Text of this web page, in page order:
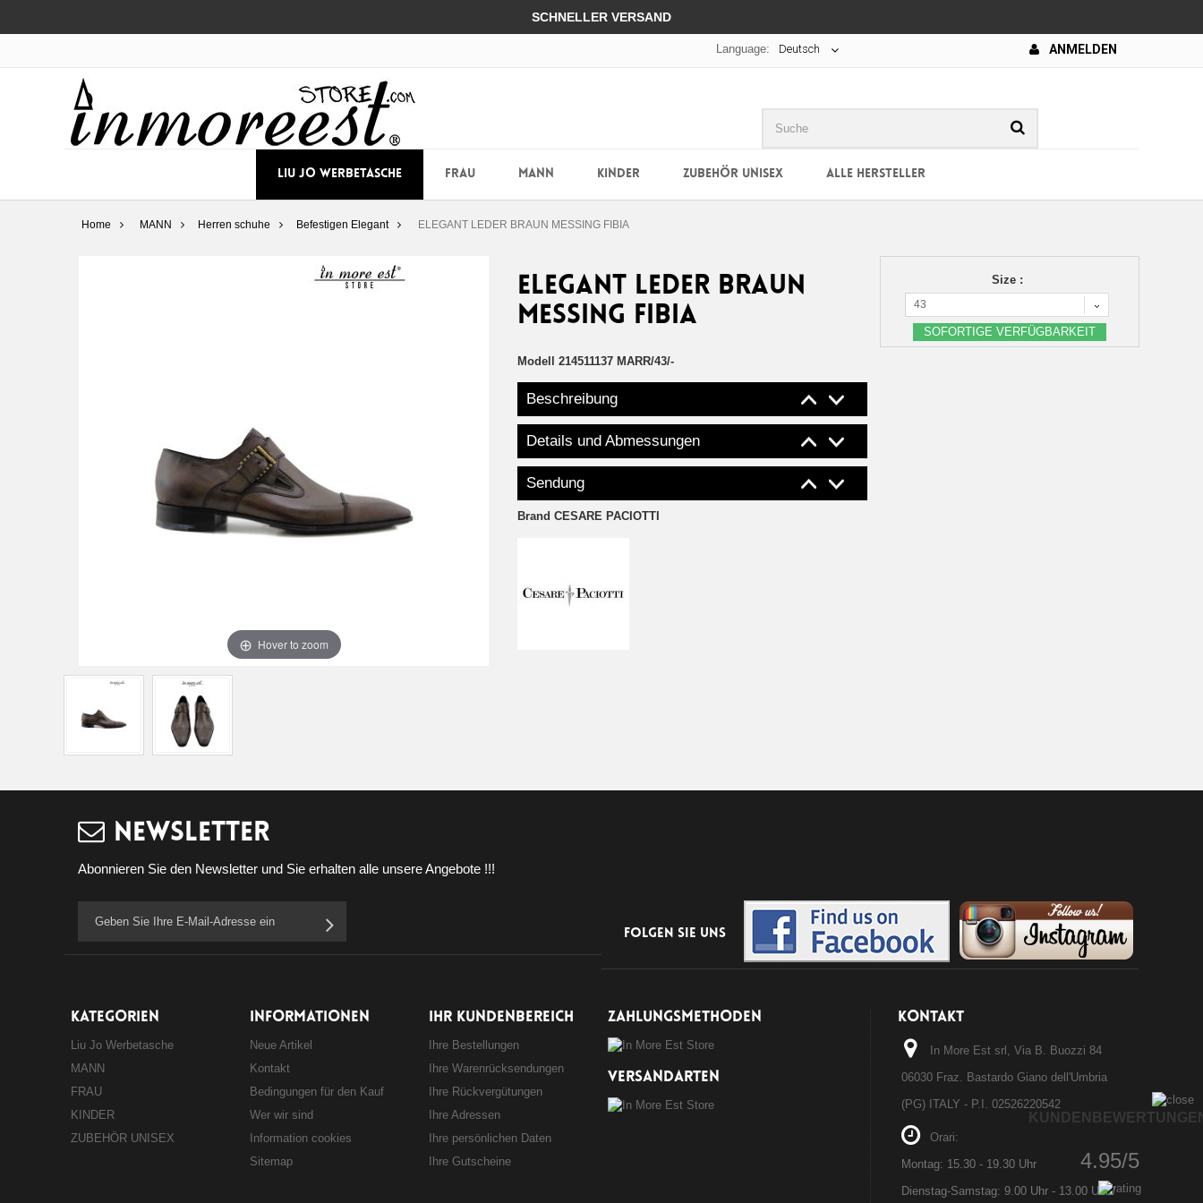
SCHNELLER VERSAND
ANMELDEN
Language: Deutsch
LIU JO WERBETASCHE FRAU MANN KINDER ZUBEHÖR UNISEX ALLE HERSTELLER
Home MANN Herren schuhe Befestigen Elegant ELEGANT LEDER BRAUN MESSING FIBIA
Hover to zoom
ELEGANT LEDER BRAUN
MESSING FIBIA
Modell 214511137 MARR/43/-
Beschreibung
Details und Abmessungen
Sendung
Brand CESARE PACIOTTI
Size :
43
SOFORTIGE VERFÜGBARKEIT
Newsletter
Abonnieren Sie den Newsletter und Sie erhalten alle unsere Angebote !!!
Folgen Sie uns
KATEGORIEN
Liu Jo Werbetasche
MANN
FRAU
KINDER
ZUBEHÖR UNISEX
INFORMATIONEN
Neue Artikel
Kontakt
Bedingungen für den Kauf
Wer wir sind
Information cookies
Sitemap
IHR KUNDENBEREICH
Ihre Bestellungen
Ihre Warenrücksendungen
Ihre Rückvergütungen
Ihre Adressen
Ihre persönlichen Daten
Ihre Gutscheine
ZAHLUNGSMETHODEN
VERSANDARTEN
KONTAKT
In More Est srl, Via B. Buozzi 84
06030 Fraz. Bastardo Giano dell'Umbria
(PG) ITALY - P.I. 02526220542
Orari:
Montag: 15.30 - 19.30 Uhr
Dienstag-Samstag: 9.00 Uhr - 13.00 Uhr /
4.95/5